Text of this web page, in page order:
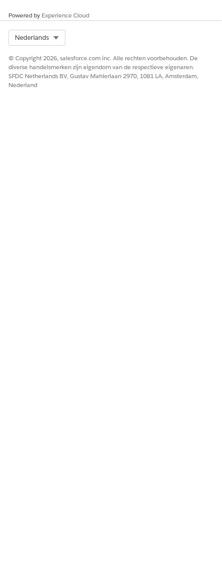
HEEFT DIT ARTIKEL UW PROBLEEM OPGELOST?
Laat ons weten wat we kunnen doen om te verbeteren!
Ja Nee
Powered by Experience Cloud
Nederlands
© Copyright 2026, salesforce.com inc. Alle rechten voorbehouden. De
diverse handelsmerken zijn eigendom van de respectieve eigenaren.
SFDC Netherlands BV, Gustav Mahlerlaan 2970, 1081 LA, Amsterdam,
Nederland